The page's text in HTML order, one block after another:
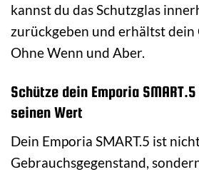
kannst du das Schutzglas
zurückgeben und erhältst dein
Ohne Wenn und Aber.
Schütze dein Emporia
seinen Wert
Dein Emporia SMART.5 ist
Gebrauchsgegenstand,